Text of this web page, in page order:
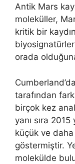
Antik Mars
moleküller,
kritik bir
orada
tarafından
birçok kez
yanı sıra
küçük ve daha
göstermiştir.
molekülde